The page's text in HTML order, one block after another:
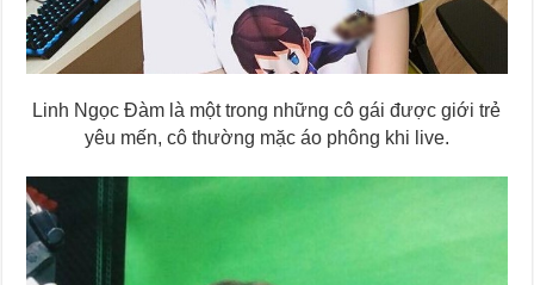
Linh Ngọc Đàm là một trong những cô gái được giới trẻ
yêu mến, cô thường mặc áo phông khi live.